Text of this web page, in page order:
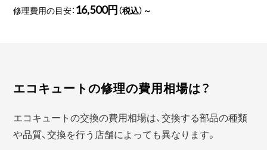
修理費用の目安： 16,500円（税込）～
エコキュートの修理の費用相場は？
エコキュートの交換の費用相場は、交換する部品の種類
や品質、交換を行う店舗によっても異なります。